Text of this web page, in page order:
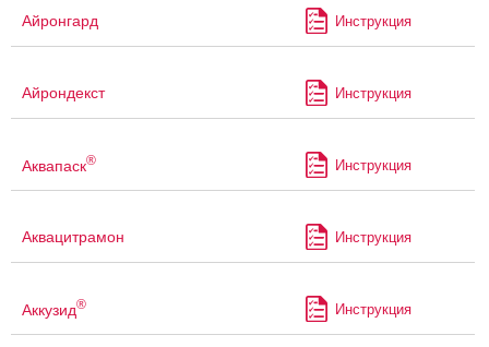
Айронгард Инструкция
Айрондекст Инструкция
Аквапаск® Инструкция
Аквацитрамон Инструкция
Аккузид® Инструкция